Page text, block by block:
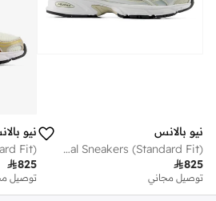
نيو بالانس
Unisex 740 casual Sneakers (Standard Fit)
825
توصيل مجاني
نيو
825
توصيل